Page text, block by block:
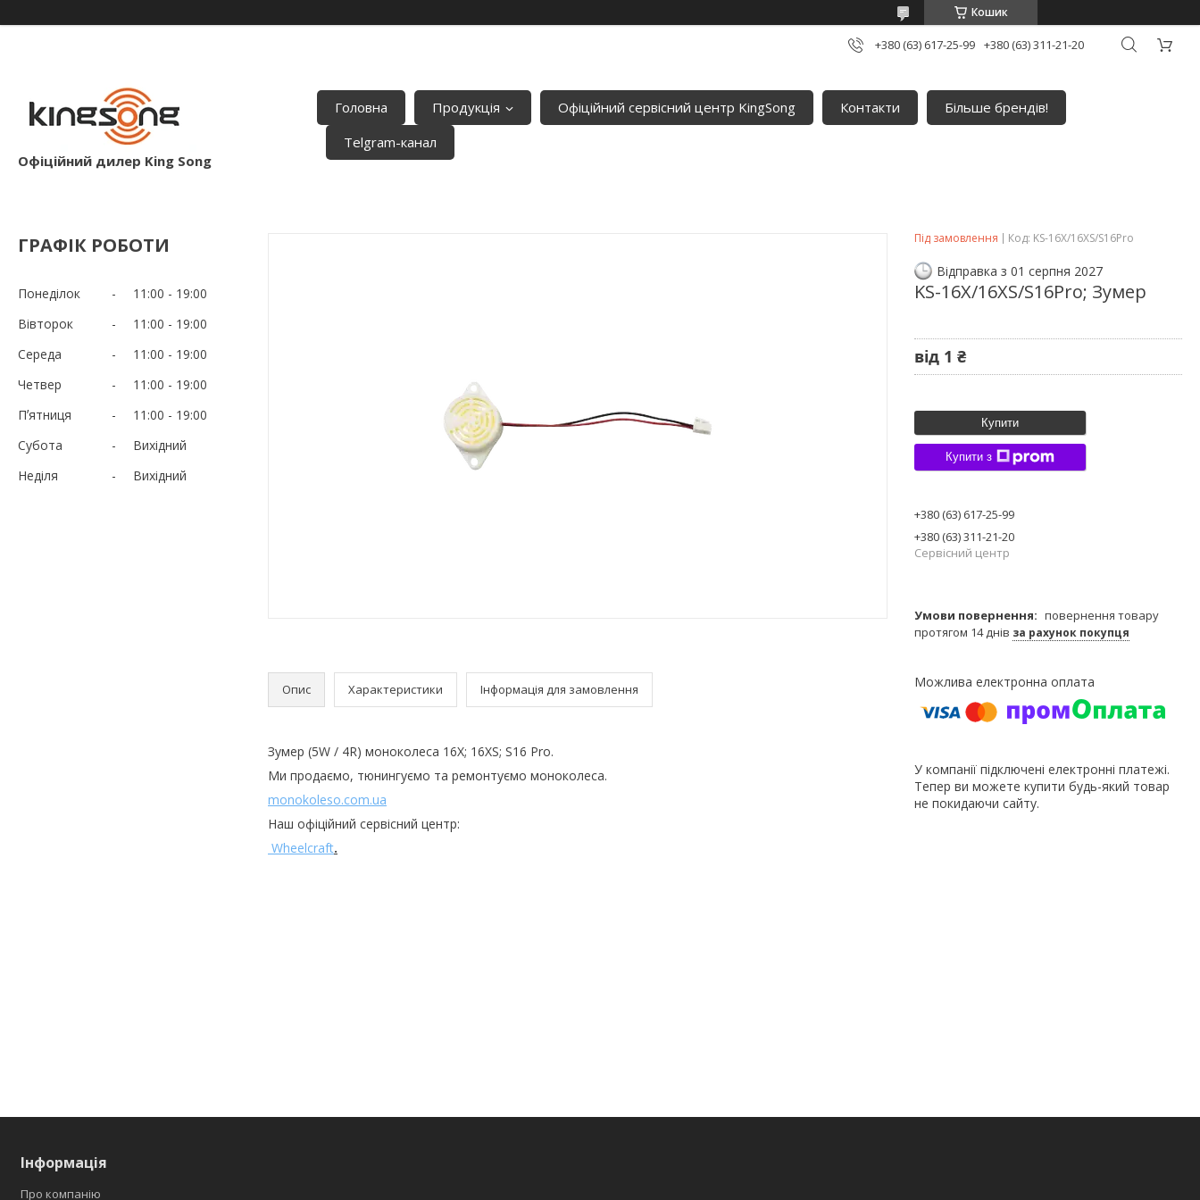
Кошик
+380 (63) 617-25-99 +380 (63) 311-21-20
Офіційний дилер King Song
Головна Продукція Офіційний сервісний центр KingSong Контакти
Більше брендів!
Telgram-канал
ГРАФІК РОБОТИ
Понеділок 11:00
19:00
Вівторок
11:00
19:00
Середа
11:00
19:00
Четвер
11:00
19:00
Пʼятниця
11:00
19:00
Субота
Вихідний
Неділя
Вихідний
Опис Характеристики Інформація для замовлення
Зумер (5W / 4R) моноколеса 16X; 16XS; S16 Pro.
Ми продаємо, тюнингуємо та ремонтуємо моноколеса.
monokoleso.com.ua
Наш офіційний сервісний центр:
Wheelcraft.
Під замовлення Код: KS-16X/16XS/S16Pro
Відправка з 01 серпня 2027
KS-16X/16XS/S16Pro; Зумер
від 1 ₴
Купити
Купити з
+380 (63) 617-25-99
+380 (63) 311-21-20
Сервісний центр
повернення товару
протягом 14 днів за рахунок покупця
У компанії підключені електронні платежі.
Тепер ви можете купити будь-який товар
не покидаючи сайту.
Інформація
Про компанію